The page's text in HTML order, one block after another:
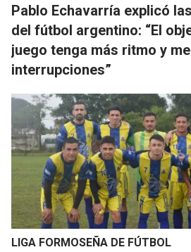
Pablo Echavarría explicó
del fútbol argentino: “El
juego tenga más ritmo y
interrupciones”
LIGA FORMOSEÑA DE FÚTBOL